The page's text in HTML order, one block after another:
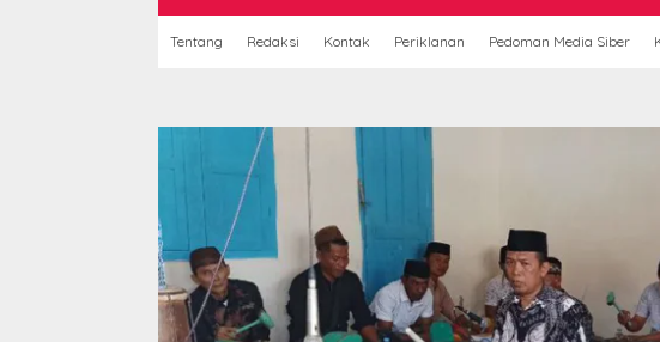
Tentang Redaksi Kontak Periklanan Pedoman Media Siber